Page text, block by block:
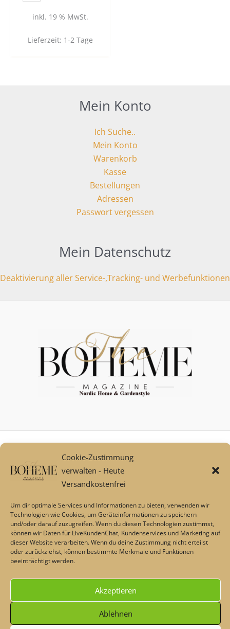
Cookie-Zustimmung
verwalten - Heute
Versandkostenfrei
Um dir optimale Services und Informationen zu bieten, verwenden wir
Technologien wie Cookies, um Geräteinformationen zu speichern
und/oder darauf zuzugreifen. Wenn du diesen Technologien zustimmst,
können wir Daten für LiveKundenChat, Kundenservices und Marketing auf
dieser Website verarbeiten. Wenn du deine Zustimmung nicht erteilst
oder zurückziehst, können bestimmte Merkmale und Funktionen
beeinträchtigt werden.
Akzeptieren
Ablehnen
inkl. 19 % MwSt.
Lieferzeit: 1-2 Tage
Mein Konto
Ich Suche..
Mein Konto
Warenkorb
Kasse
Bestellungen
Adressen
Passwort vergessen
Mein Datenschutz
Deaktivierung aller Service-,Tracking- und Werbefunktionen
Zahlungsarten
Versand und Retoure****
Widerrufsbelehrung/Widerrufsrecht
AGB
Impressum
Datenschutz
Über uns
Echtheit von Bewertungen
Alle Preise inkl. der gesetzlichen MwSt.